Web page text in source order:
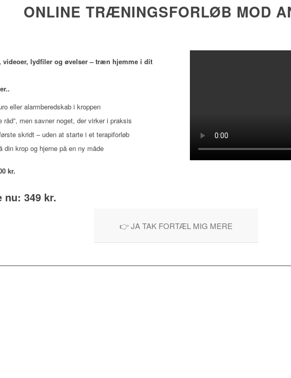
ONLINE TRÆNINGSFORLØB MOD
videoer, lydfiler og øvelser – træn hjemme i dit
eller alarmberedskab i kroppen
råd”, men savner noget, der virker i praksis
skridt – uden at starte i et terapiforløb
krop og hjerne på en ny måde
kr.
nu: 349 kr.
👉 JA TAK FORTÆL MIG MERE